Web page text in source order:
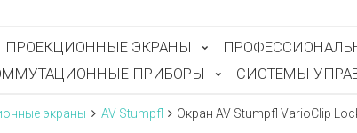
ПРОЕКЦИОННЫЕ ЭКРАНЫ
ПРИБОРЫ
СИСТЕМЫ
экраны AV Stumpfl Экран AV Stumpfl VarioClip